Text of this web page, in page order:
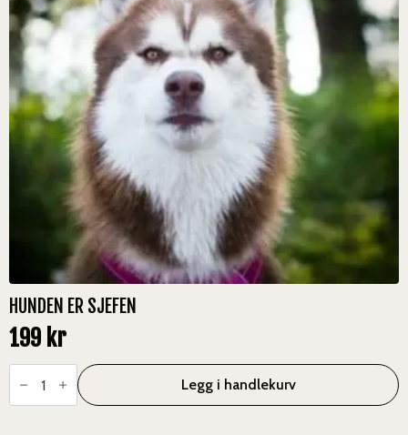
HUNDEN ER SJEFEN
199 kr
Hunden
er
Legg i handlekurv